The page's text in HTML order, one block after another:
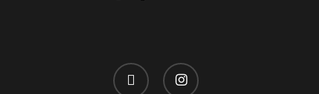
linkedin instagram